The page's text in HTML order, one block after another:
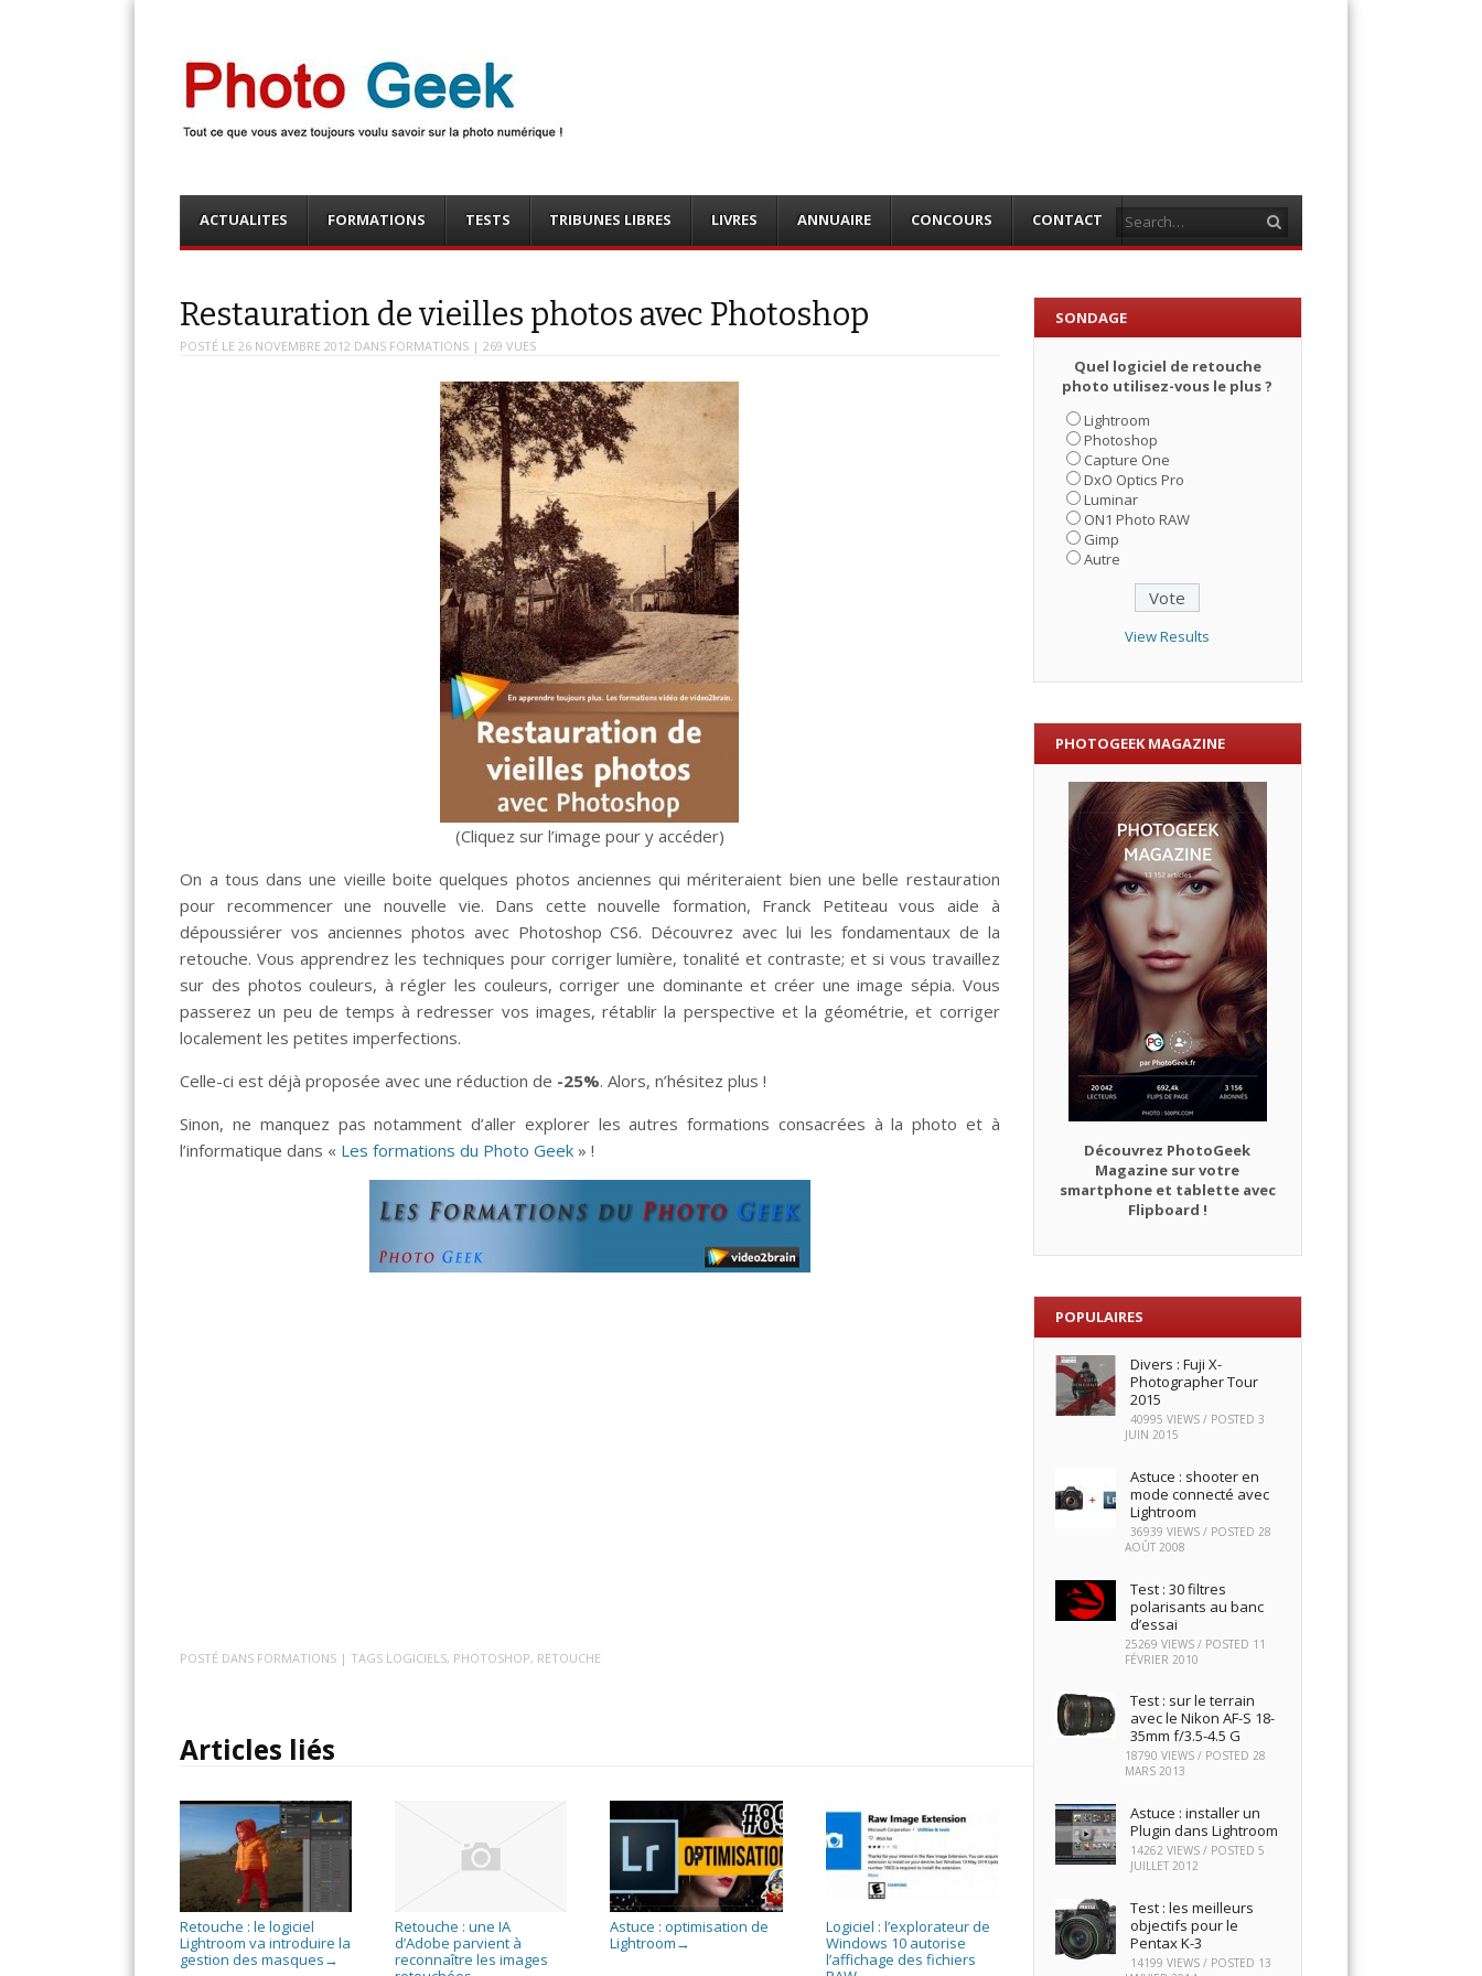
Photo Geek
Menu
content
ACTUALITES FORMATIONS TESTS TRIBUNES LIBRES LIVRES ANNUAIRE CONCOURS CONTACT
Restauration de vieilles photos avec Photoshop
POSTÉ LE26 NOVEMBRE 2012 DANS FORMATIONS | 269 VUES
(Cliquez sur l’image pour y accéder)
On a tous dans une vieille boite quelques photos anciennes qui mériteraient bien une belle restauration
pour recommencer une nouvelle vie. Dans cette nouvelle formation, Franck Petiteau vous aide à
dépoussiérer vos anciennes photos avec Photoshop CS6. Découvrez avec lui les fondamentaux de la
retouche. Vous apprendrez les techniques pour corriger lumière, tonalité et contraste; et si vous travaillez
sur des photos couleurs, à régler les couleurs, corriger une dominante et créer une image sépia. Vous
passerez un peu de temps à redresser vos images, rétablir la perspective et la géométrie, et corriger
localement les petites imperfections.
Celle-ci est déjà proposée avec une réduction de -25%. Alors, n’hésitez plus !
Sinon, ne manquez pas notamment d’aller explorer les autres formations consacrées à la photo et à
l’informatique dans « Les formations du Photo Geek » !
POSTÉ DANS FORMATIONS | TAGS LOGICIELS, PHOTOSHOP, RETOUCHE
Articles liés
Retouche : le logiciel
Lightroom va introduire la
gestion des masques →
Retouche : une IA
d’Adobe parvient à
reconnaître les images
Astuce : optimisation de
Lightroom →
Logiciel : l’explorateur de
Windows 10 autorise
l’affichage des fichiers
SONDAGE
Quel logiciel de retouche
photo utilisez-vous le plus ?
Lightroom
Photoshop
Capture One
DxO Optics Pro
Luminar
ON1 Photo RAW
Gimp
Autre
View Results
PHOTOGEEK MAGAZINE
Découvrez PhotoGeek
Magazine sur votre
smartphone et tablette avec
Flipboard !
POPULAIRES
Divers : Fuji X-
Photographer Tour
2015
40995 VIEWS / POSTED3
JUIN 2015
Astuce : shooter en
mode connecté avec
Lightroom
36939 VIEWS / POSTED28
AOÛT 2008
Test : 30 filtres
polarisants au banc
d’essai
25269 VIEWS / POSTED 11
FÉVRIER 2010
Test : sur le terrain
avec le Nikon AF-S 18-
35mm f/3.5-4.5 G
18790 VIEWS / POSTED28
MARS 2013
Astuce : installer un
Plugin dans Lightroom
14262 VIEWS / POSTED5
JUILLET 2012
Test : les meilleurs
objectifs pour le
Pentax K-3
14199 VIEWS / POSTED 13